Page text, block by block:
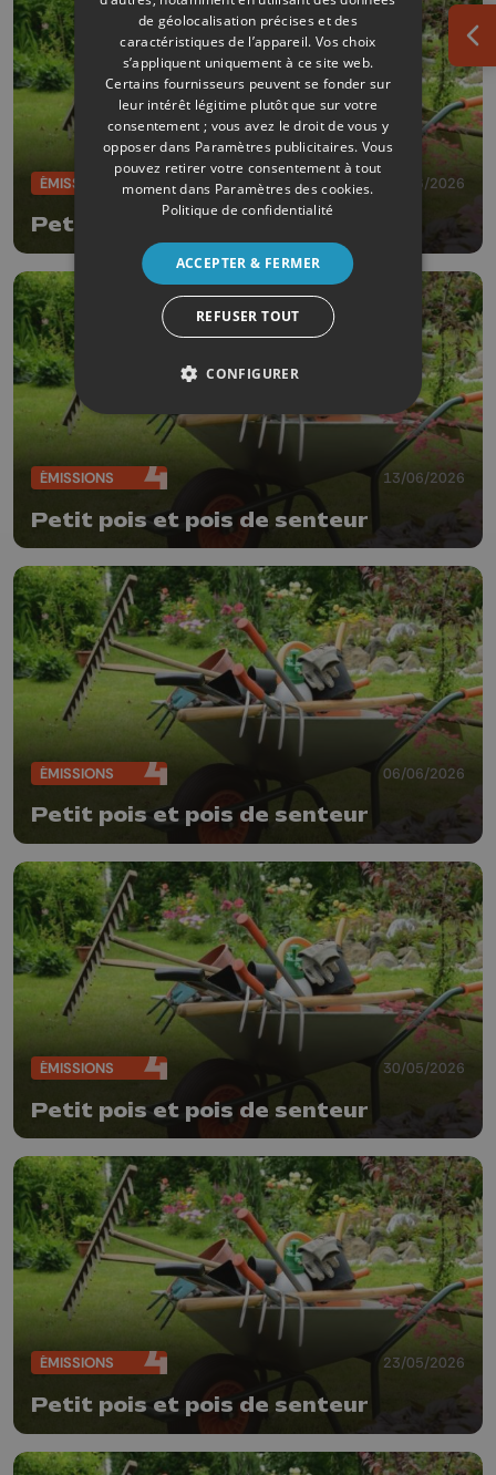
ÉMISSIONS 20/06/2026
Petit pois et pois de senteur
ÉMISSIONS 13/06/2026
Petit pois et pois de senteur
ÉMISSIONS 06/06/2026
Petit pois et pois de senteur
ÉMISSIONS 30/05/2026
Petit pois et pois de senteur
ÉMISSIONS 23/05/2026
Petit pois et pois de senteur
de géolocalisation précises et des
caractéristiques de l’appareil. Vos choix
s’appliquent uniquement à ce site web.
Certains fournisseurs peuvent se fonder sur
leur intérêt légitime plutôt que sur votre
consentement ; vous avez le droit de vous y
opposer dans Paramètres publicitaires. Vous
pouvez retirer votre consentement à tout
moment dans Paramètres des cookies.
Politique de confidentialité
ACCEPTER & FERMER
REFUSER TOUT
CONFIGURER